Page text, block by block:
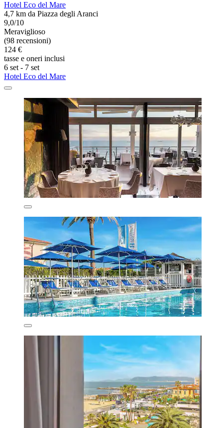
Hotel Eco del Mare
4,7 km da Piazza degli Aranci
9,0/10
Meraviglioso
(98 recensioni)
124 €
tasse e oneri inclusi
6 set - 7 set
Hotel Eco del Mare